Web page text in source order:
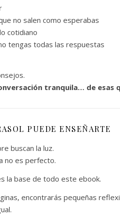
no salen como esperabas
cotidiano
tengas todas las respuestas
tranquila… de esas
PUEDE ENSEÑARTE
buscan la luz.
no es perfecto.
la base de todo este ebook.
encontrarás pequeñas